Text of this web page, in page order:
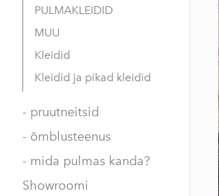
PULMAKLEIDID
MUU
Kleidid
Kleidid ja pikad kleidid
- pruutneitsid
- õmblusteenus
- mida pulmas kanda?
Showroomi